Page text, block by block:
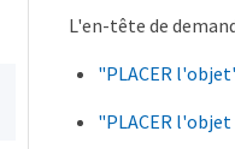
L'en-tête de
"PLACER
"PLACER